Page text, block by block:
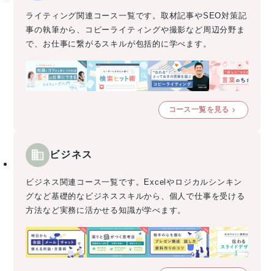
ライティング関連コース一覧です。取材記事やSEO対策記
事の執筆から、コピーライティングや撮影など周辺分野ま
で、お仕事に繋がるスキルが包括的に学べます。
コース一覧を見る
ビジネス
ビジネス関連コース一覧です。Excelやロジカルシンキン
グなど基礎的なビジネススキルから、個人で仕事を受ける
方法など実務に活かせる知識が学べます。